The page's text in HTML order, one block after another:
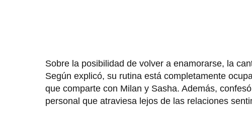
Sobre la posibilidad de volver a enamorarse, la
Según explicó, su rutina está completamente
que comparte con Milan y Sasha. Además,
personal que atraviesa lejos de las relaciones